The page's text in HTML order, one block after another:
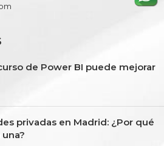
de Power BI puede mejorar
privadas en Madrid: ¿Por qué